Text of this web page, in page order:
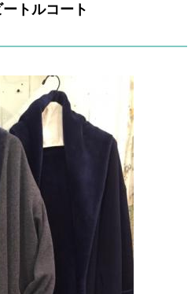
トルコート